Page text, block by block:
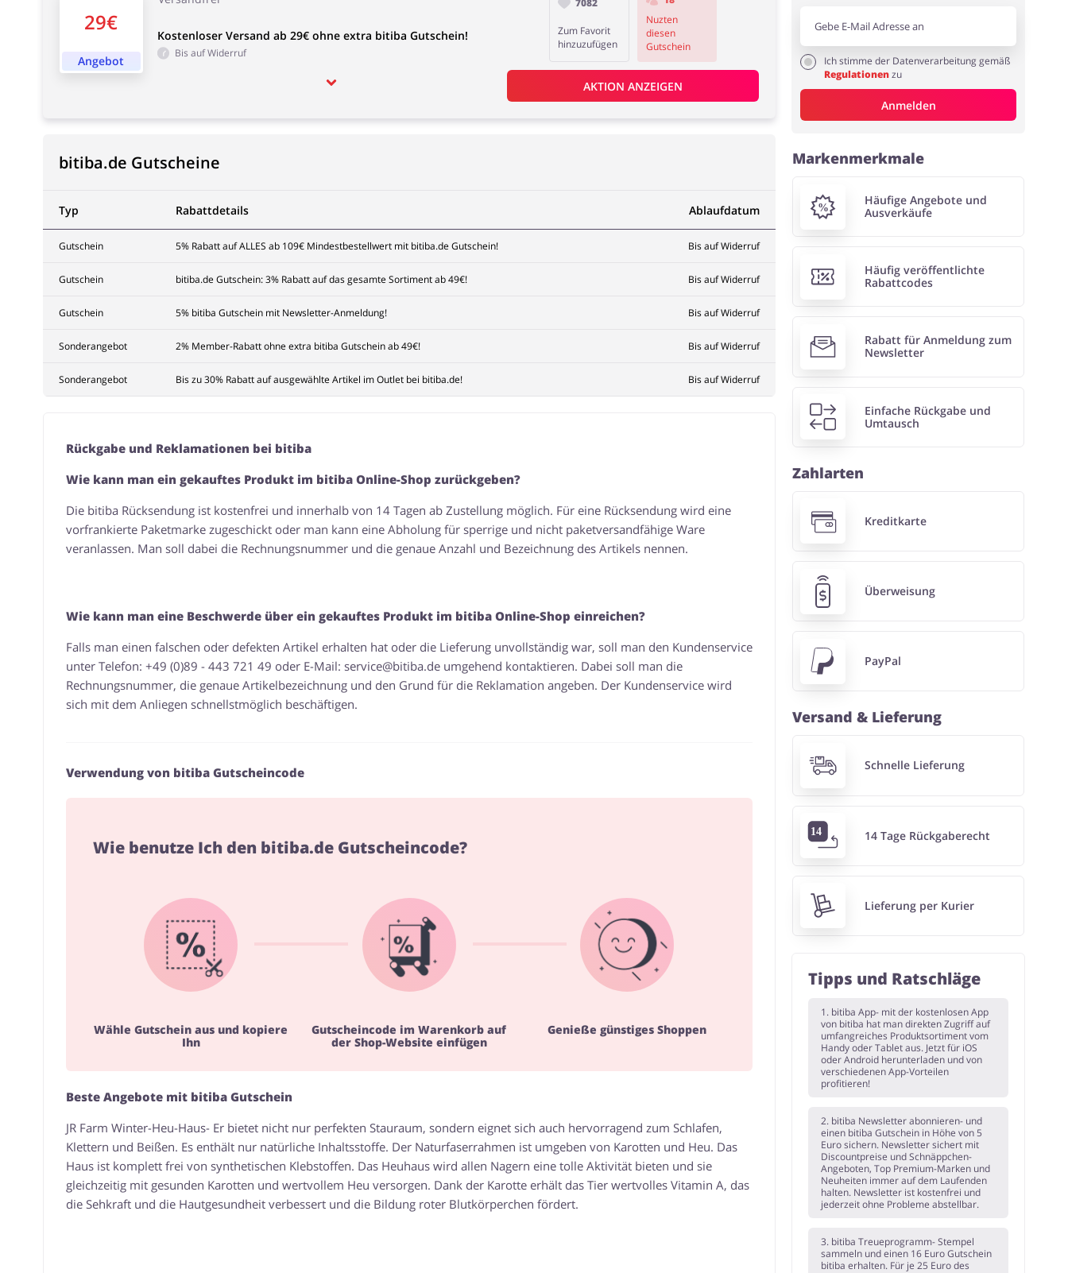
29€
Angebot
Kostenloser Versand ab 29€ ohne extra bitiba Gutschein!
Bis auf Widerruf
Zum Favorit
hinzuzufügen
Nuzten
diesen
Gutschein
AKTION ANZEIGEN
bitiba.de Gutscheine
Typ Rabattdetails Ablaufdatum
Gutschein 5% Rabatt auf ALLES ab 109€ Mindestbestellwert mit bitiba.de Gutschein! Bis auf Widerruf
Gutschein bitiba.de Gutschein: 3% Rabatt auf das gesamte Sortiment ab 49€! Bis auf Widerruf
Gutschein 5% bitiba Gutschein mit Newsletter-Anmeldung! Bis auf Widerruf
Sonderangebot 2% Member-Rabatt ohne extra bitiba Gutschein ab 49€! Bis auf Widerruf
Sonderangebot Bis zu 30% Rabatt auf ausgewählte Artikel im Outlet bei bitiba.de! Bis auf Widerruf
Rückgabe und Reklamationen bei bitiba
Wie kann man ein gekauftes Produkt im bitiba Online-Shop zurückgeben?
Die bitiba Rücksendung ist kostenfrei und innerhalb von 14 Tagen ab Zustellung möglich. Für eine Rücksendung wird eine
vorfrankierte Paketmarke zugeschickt oder man kann eine Abholung für sperrige und nicht paketversandfähige Ware
veranlassen. Man soll dabei die Rechnungsnummer und die genaue Anzahl und Bezeichnung des Artikels nennen.
Wie kann man eine Beschwerde über ein gekauftes Produkt im bitiba Online-Shop einreichen?
Falls man einen falschen oder defekten Artikel erhalten hat oder die Lieferung unvollständig war, soll man den Kundenservice
unter Telefon: +49 (0)89 - 443 721 49 oder E-Mail: service@bitiba.deumgehend kontaktieren. Dabei soll man die
Rechnungsnummer, die genaue Artikelbezeichnung und den Grund für die Reklamation angeben. Der Kundenservice wird
sich mit dem Anliegen schnellstmöglich beschäftigen.
Verwendung von bitiba Gutscheincode
Wie benutze Ich den bitiba.de Gutscheincode?
Wähle Gutschein aus und kopiere
Ihn
Gutscheincode im Warenkorb auf
der Shop-Website einfügen
Genieße günstiges Shoppen
Beste Angebote mit bitiba Gutschein
JR Farm Winter-Heu-Haus- Er bietet nicht nur perfekten Stauraum, sondern eignet sich auch hervorragend zum Schlafen,
Klettern und Beißen. Es enthält nur natürliche Inhaltsstoffe. Der Naturfaserrahmen ist umgeben von Karotten und Heu. Das
Haus ist komplett frei von synthetischen Klebstoffen. Das Heuhaus wird allen Nagern eine tolle Aktivität bieten und sie
gleichzeitig mit gesunden Karotten und wertvollem Heu versorgen. Dank der Karotte erhält das Tier wertvolles Vitamin A, das
die Sehkraft und die Hautgesundheit verbessert und die Bildung roter Blutkörperchen fördert.
Ich stimme der Datenverarbeitung gemäß
Regulationenzu
Anmelden
Markenmerkmale
Häufige Angebote und
Ausverkäufe
Häufig veröffentlichte
Rabattcodes
Rabatt für Anmeldung zum
Newsletter
Einfache Rückgabe und
Umtausch
Zahlarten
Kreditkarte
Überweisung
PayPal
Versand & Lieferung
Schnelle Lieferung
14 Tage Rückgaberecht
Lieferung per Kurier
Tipps und Ratschläge
1. bitiba App- mit der kostenlosen App
von bitiba hat man direkten Zugriff auf
umfangreiches Produktsortiment vom
Handy oder Tablet aus. Jetzt für iOS
oder Android herunterladen und von
verschiedenen App-Vorteilen
profitieren!
2. bitiba Newsletter abonnieren- und
einen bitiba Gutschein in Höhe von 5
Euro sichern. Newsletter sichert mit
Discountpreise und Schnäppchen-
Angeboten, Top Premium-Marken und
Neuheiten immer auf dem Laufenden
halten. Newsletter ist kostenfrei und
jederzeit ohne Probleme abstellbar.
3. bitiba Treueprogramm- Stempel
sammeln und einen 16 Euro Gutschein
bitiba erhalten. Für je 25 Euro des